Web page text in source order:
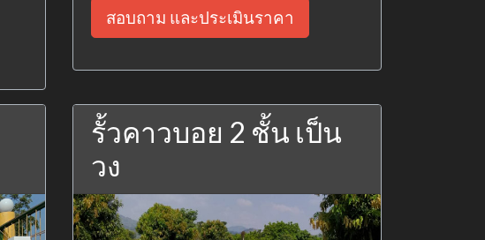
สอบถาม และประเมินราคา
รั้วคาวบอย 2 ชั้น เป็น
วง